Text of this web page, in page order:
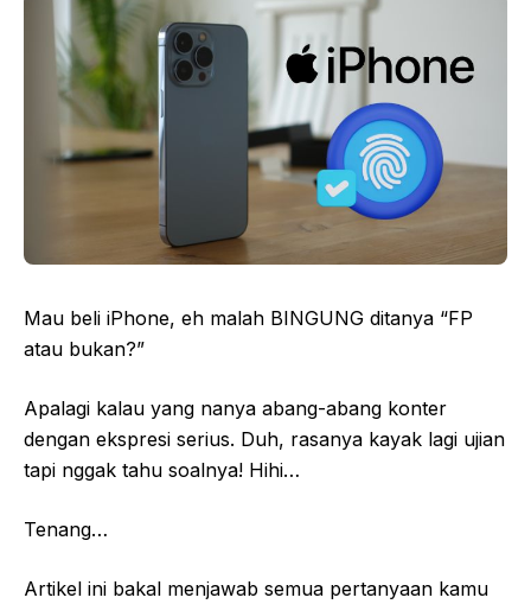
Mau beli iPhone, eh malah BINGUNG ditanya “FP
atau bukan?”
Apalagi kalau yang nanya abang-abang konter
dengan ekspresi serius. Duh, rasanya kayak lagi ujian
tapi nggak tahu soalnya! Hihi…
Tenang…
Artikel ini bakal menjawab semua pertanyaan kamu